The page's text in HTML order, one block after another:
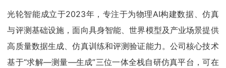
光轮智能成立于2023年，专注于为物理AI构建数据、仿真
与评测基础设施，面向具身智能、世界模型及产业场景提供
高质量数据生成、仿真训练和评测验证能力。公司核心技术
基于“求解—测量—生成”三位一体全栈自研仿真平台，可在